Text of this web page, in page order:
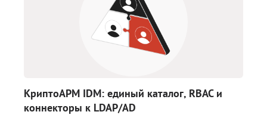
КриптоАРМ IDM: единый каталог, RBAC и
коннекторы к LDAP/AD